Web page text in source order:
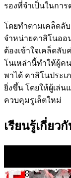
รองที่จำเป็นในกา
โดยทำตามเคล็ดลั
จำหน่ายคาสิโนออ
ต้องเข้าใจเคล็ดลั
โนเหล่านี้ทำให้ผู้ค
พาได้ คาสิโนประ
ยิ่งขึ้น โดยให้ผู้เล่น
ควบคุมรูเล็ตใหม่
เรียนรู้เกี่ยว